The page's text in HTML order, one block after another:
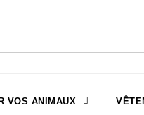
VOS ANIMAUX